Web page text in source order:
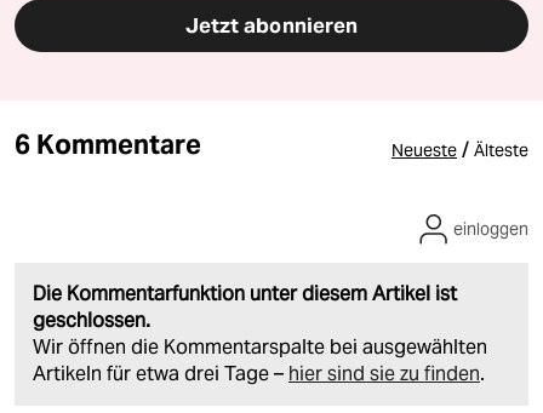
Jetzt abonnieren
6 Kommentare Neueste / Älteste
Die Kommentarfunktion unter diesem Artikel ist
geschlossen.
Wir öffnen die Kommentarspalte bei ausgewählten
Artikeln für etwa drei Tage – hier sind sie zu finden.
einloggen